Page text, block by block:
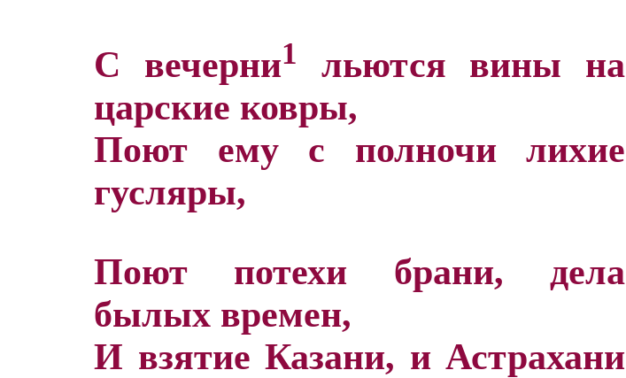
С вечерни1
льются вины на
царские ковры,
Поют ему с полночи лихие
гусляры,
Поют потехи брани, дела
былых времен,
И взятие Казани, и Астрахани